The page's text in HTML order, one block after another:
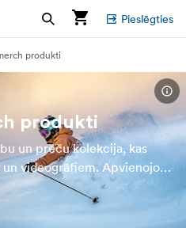
Pieslēgties
produkti
produkti
un preču kolekcija, kas
videogrāfiem. Apvienojot
šīs preces nodrošina, ka
neatkarīgi no apstākļiem.